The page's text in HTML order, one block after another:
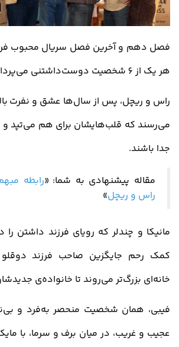
فصل دهم و آخرین فصل سریال محبوب
هر یک از 6 شخصیت دوست‌داشتنی می‌پردازد.
راس و ریچل، پس از سال‌ها عشق و نفرت
می‌رسند که قلب‌هایشان برای هم می‌تپد و
جدا باشند.
مقاله پیشنهادی به شما: «رابطه
راس و ریچل»
مانیکا و چندلر که رویای فرزند داشتن را
کمک رحم جایگزین صاحب فرزند
خانه‌ای بزرگ‌تر می‌روند تا خانواده‌ی
فیبی، همان شخصیت منحصر به‌فرد و
عجیب و غریب، در میان برف و سرما، با